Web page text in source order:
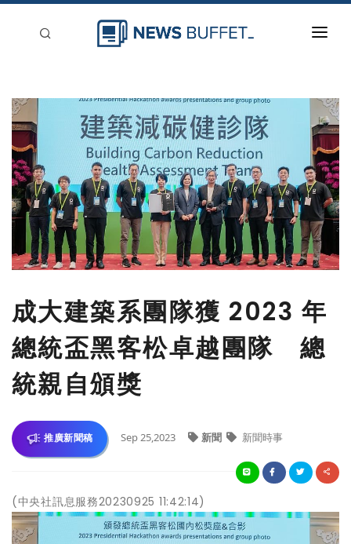
新聞稿分類
成大建築系團隊獲 2023 年
總統盃黑客松卓越團隊 總
統親自頒獎
推廣新聞稿 Sep 25,2023 新聞 新聞時事
(中央社訊息服務20230925 11:42:14)